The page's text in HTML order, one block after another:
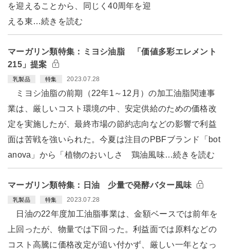
を迎えることから、同じく40周年を迎
える東…続きを読む
マーガリン類特集：ミヨシ油脂 「価値多彩エレメント
215」提案
乳製品 特集 2023.07.28
ミヨシ油脂の前期（22年1～12月）の加工油脂関連事
業は、厳しいコスト環境の中、安定供給のための価格改
定を実施したが、最終市場の節約志向などの影響で利益
面は苦戦を強いられた。今夏は注目のPBFブランド「bot
anova」から「植物のおいしさ 鶏油風味…続きを読む
マーガリン類特集：日油 少量で発酵バター風味
乳製品 特集 2023.07.28
日油の22年度加工油脂事業は、金額ベースでは前年を
上回ったが、物量では下回った。利益面では原料などの
コスト高騰に価格改定が追い付かず、厳しい一年となっ